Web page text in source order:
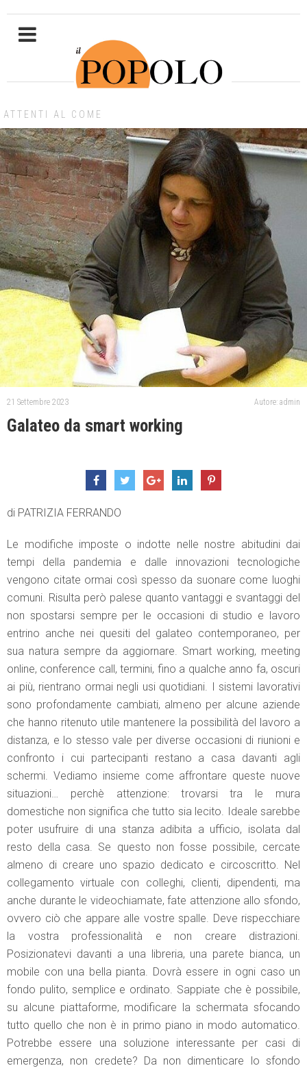
ATTENTI AL COME
21 Settembre 2023 Autore: admin
Galateo da smart working
di PATRIZIA FERRANDO
Le modifiche imposte o indotte nelle nostre abitudini dai
tempi della pandemia e dalle innovazioni tecnologiche
vengono citate ormai così spesso da suonare come luoghi
comuni. Risulta però palese quanto vantaggi e svantaggi del
non spostarsi sempre per le occasioni di studio e lavoro
entrino anche nei quesiti del galateo contemporaneo, per
sua natura sempre da aggiornare. Smart working, meeting
online, conference call, termini, fino a qualche anno fa, oscuri
ai più, rientrano ormai negli usi quotidiani. I sistemi lavorativi
sono profondamente cambiati, almeno per alcune aziende
che hanno ritenuto utile mantenere la possibilità del lavoro a
distanza, e lo stesso vale per diverse occasioni di riunioni e
confronto i cui partecipanti restano a casa davanti agli
schermi. Vediamo insieme come affrontare queste nuove
situazioni… perchè attenzione: trovarsi tra le mura
domestiche non significa che tutto sia lecito. Ideale sarebbe
poter usufruire di una stanza adibita a ufficio, isolata dal
resto della casa. Se questo non fosse possibile, cercate
almeno di creare uno spazio dedicato e circoscritto. Nel
collegamento virtuale con colleghi, clienti, dipendenti, ma
anche durante le videochiamate, fate attenzione allo sfondo,
ovvero ciò che appare alle vostre spalle. Deve rispecchiare
la vostra professionalità e non creare distrazioni.
Posizionatevi davanti a una libreria, una parete bianca, un
mobile con una bella pianta. Dovrà essere in ogni caso un
fondo pulito, semplice e ordinato. Sappiate che è possibile,
su alcune piattaforme, modificare la schermata sfocando
tutto quello che non è in primo piano in modo automatico.
Potrebbe essere una soluzione interessante per casi di
emergenza, non credete? Da non dimenticare lo sfondo